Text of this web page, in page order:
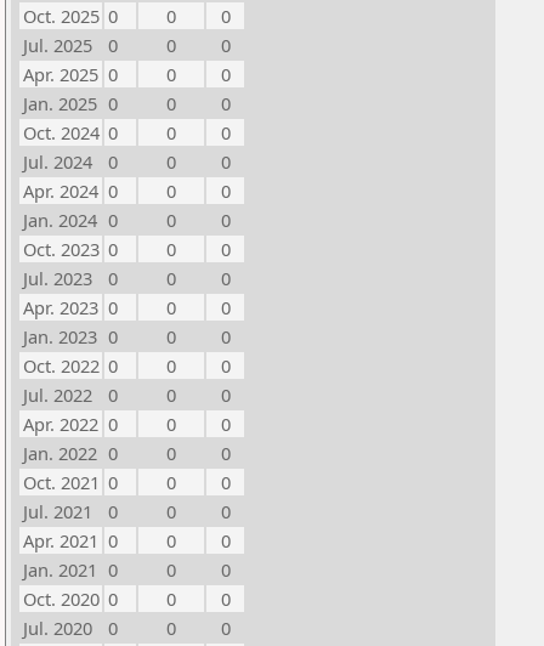
Oct. 2025 0 0
0
Jul. 2025
0 0
0
Apr. 2025 0 0
0
Jan. 2025 0 0
0
Oct. 2024 0 0
0
Jul. 2024
0 0
0
Apr. 2024 0 0
0
Jan. 2024 0 0
0
Oct. 2023 0 0
0
Jul. 2023
0 0
0
Apr. 2023 0 0
0
Jan. 2023 0 0
0
Oct. 2022 0 0
0
Jul. 2022
0 0
0
Apr. 2022 0 0
0
Jan. 2022 0 0
0
Oct. 2021 0 0
0
Jul. 2021
0 0
0
Apr. 2021 0 0
0
Jan. 2021 0 0
0
Oct. 2020 0 0
0
Jul. 2020
0 0
0